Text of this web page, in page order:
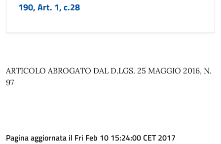
190, Art. 1, c.28
ARTICOLO ABROGATO DAL D.LGS. 25 MAGGIO 2016, N.
97
Pagina aggiornata il Fri Feb 10 15:24:00 CET 2017